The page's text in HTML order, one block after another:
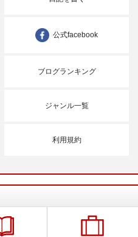
公式facebook
ブログランキング
ジャンル一覧
利用規約